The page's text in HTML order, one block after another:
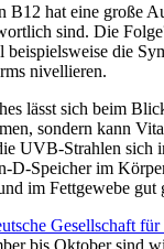
B12 hat eine große
sind. Die
beispielsweise die
nivellieren.
lässt sich beim
sondern kann
UVB-Strahlen sich
D-Speicher im
im Fettgewebe gut
Gesellschaft
bis Oktober sind